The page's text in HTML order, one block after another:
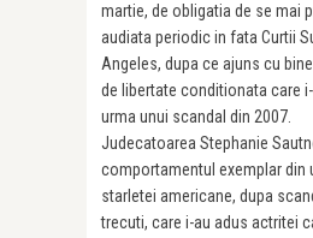
martie, de obligatia de se mai
audiata periodic in fata Curtii
Angeles, dupa ce ajuns cu
de libertate conditionata care
urma unui scandal din 2007.
Judecatoarea Stephanie
comportamentul exemplar din
starletei americane, dupa
trecuti, care i-au adus actritei